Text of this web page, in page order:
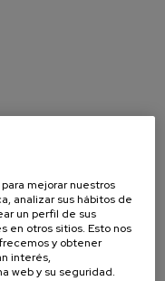
de Trintxerpe)
del
mejorar nuestros
analizar sus hábitos de
un perfil de sus
en otros sitios. Esto nos
y obtener
interés,
web y su seguridad.